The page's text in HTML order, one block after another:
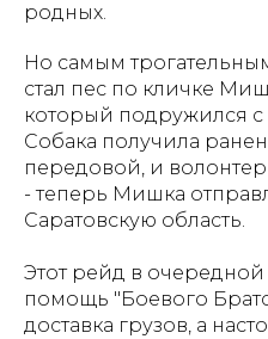
родных.
Но самым
стал пес по кличке
который подружился
Собака получила
передовой, и
- теперь Мишка
Саратовскую область.
Этот рейд в очередной
помощь "Боевого
доставка грузов, а